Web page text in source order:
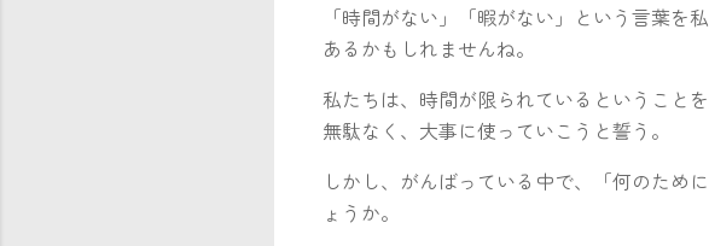
「時間がない」「暇がない」という言葉
あるかもしれませんね。
私たちは、時間が限られているということ
無駄なく、大事に使っていこうと誓う。
しかし、がんばっている中で、「何のた
ょうか。